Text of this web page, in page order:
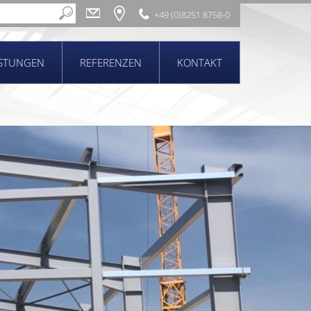
+49 (0)8251 8758-0
REFERENZEN KONTAKT